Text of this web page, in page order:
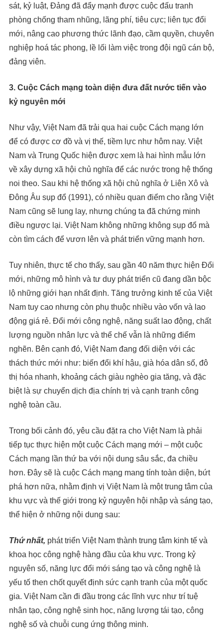
sát, kỷ luật, Đảng đã đẩy mạnh được cuộc đấu tranh
phòng chống tham nhũng, lãng phí, tiêu cực; liên tục đổi
mới, nâng cao phương thức lãnh đạo, cầm quyền, chuyên
nghiệp hoá tác phong, lề lối làm việc trong đội ngũ cán bộ,
đảng viên.
3. Cuộc Cách mạng toàn diện đưa đất nước tiến vào
kỷ nguyên mới
Như vậy, Việt Nam đã trải qua hai cuộc Cách mạng lớn
để có được cơ đồ và vị thế, tiềm lực như hôm nay. Việt
Nam và Trung Quốc hiện được xem là hai hình mẫu lớn
về xây dựng xã hội chủ nghĩa để các nước trong hệ thống
noi theo. Sau khi hệ thống xã hội chủ nghĩa ở Liên Xô và
Đông Âu sụp đổ (1991), có nhiều quan điểm cho rằng Việt
Nam cũng sẽ lung lay, nhưng chúng ta đã chứng minh
điều ngược lại. Việt Nam không những không sụp đổ mà
còn tìm cách để vươn lên và phát triển vững mạnh hơn.
Tuy nhiên, thực tế cho thấy, sau gần 40 năm thực hiện Đổi
mới, những mô hình và tư duy phát triển cũ đang dần bộc
lộ những giới hạn nhất định. Tăng trưởng kinh tế của Việt
Nam tuy cao nhưng còn phụ thuộc nhiều vào vốn và lao
động giá rẻ. Đổi mới công nghệ, năng suất lao động, chất
lượng nguồn nhân lực và thể chế vẫn là những điểm
nghẽn. Bên cạnh đó, Việt Nam đang đối diện với các
thách thức mới như: biến đổi khí hậu, già hóa dân số, đô
thị hóa nhanh, khoảng cách giàu nghèo gia tăng, và đặc
biệt là sự chuyển dịch địa chính trị và cạnh tranh công
nghệ toàn cầu.
Trong bối cảnh đó, yêu cầu đặt ra cho Việt Nam là phải
tiếp tục thực hiện một cuộc Cách mạng mới – một cuộc
Cách mạng lần thứ ba với nội dung sâu sắc, đa chiều
hơn. Đây sẽ là cuộc Cách mạng mang tính toàn diện, bứt
phá hơn nữa, nhằm định vị Việt Nam là một trung tâm của
khu vực và thế giới trong kỷ nguyên hội nhập và sáng tạo,
thể hiện ở những nội dung sau:
Thứ nhất, phát triển Việt Nam thành trung tâm kinh tế và
khoa học công nghệ hàng đầu của khu vực. Trong kỷ
nguyên số, năng lực đổi mới sáng tạo và công nghệ là
yếu tố then chốt quyết định sức cạnh tranh của một quốc
gia. Việt Nam cần đi đầu trong các lĩnh vực như trí tuệ
nhân tạo, công nghệ sinh học, năng lượng tái tạo, công
nghệ số và chuỗi cung ứng thông minh.